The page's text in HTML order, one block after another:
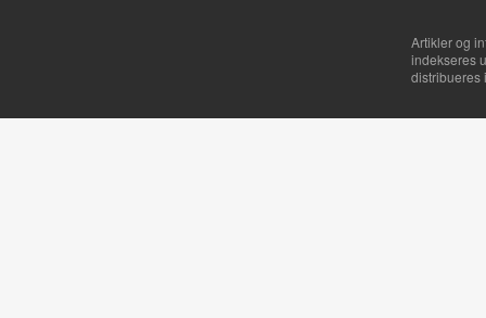
Artikler og
indekseres
distribueres